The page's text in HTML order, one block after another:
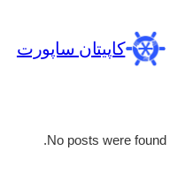
کاپیتان ساپورت
No posts were found.